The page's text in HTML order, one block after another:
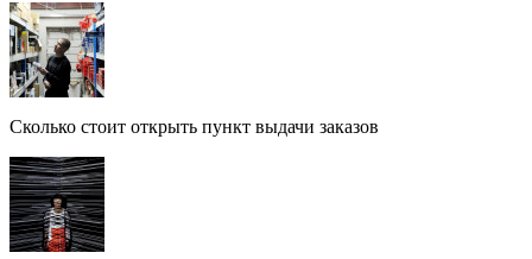
Сколько стоит открыть пункт выдачи заказов